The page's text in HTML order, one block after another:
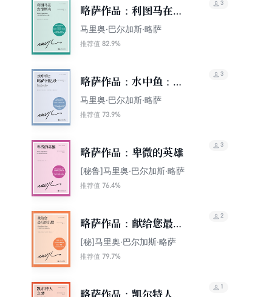
略萨作品：利图马在安
第斯山
马里奥·巴尔加斯·略萨
推荐值 82.9%
3
略萨作品：水中鱼：略
萨回忆录
马里奥·巴尔加斯·略萨
推荐值 73.9%
3
略萨作品：卑微的英雄
[秘鲁]马里奥·巴尔加斯·略萨
推荐值 76.4%
3
略萨作品：献给您最后
的沉默
[秘]马里奥·巴尔加斯·略萨
推荐值 79.7%
2
略萨作品：凯尔特人之
1